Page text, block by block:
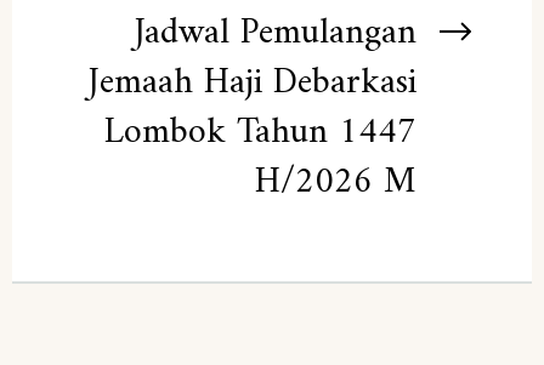
Jadwal Pemulangan
Jemaah Haji Debarkasi
Lombok Tahun 1447
H/2026 M